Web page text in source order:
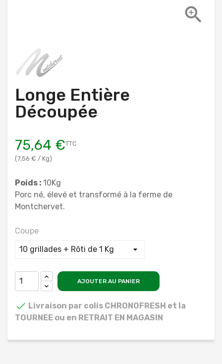

Longe Entière
Découpée
75,64 €
(7,56 € / Kg)
TTC
Poids : 10Kg
Porc né, élevé et transformé à la ferme de
Montchervet.
Coupe
AJOUTER AU PANIER
 Livraison par colis CHRONOFRESH et la
TOURNEE ou en RETRAIT EN MAGASIN